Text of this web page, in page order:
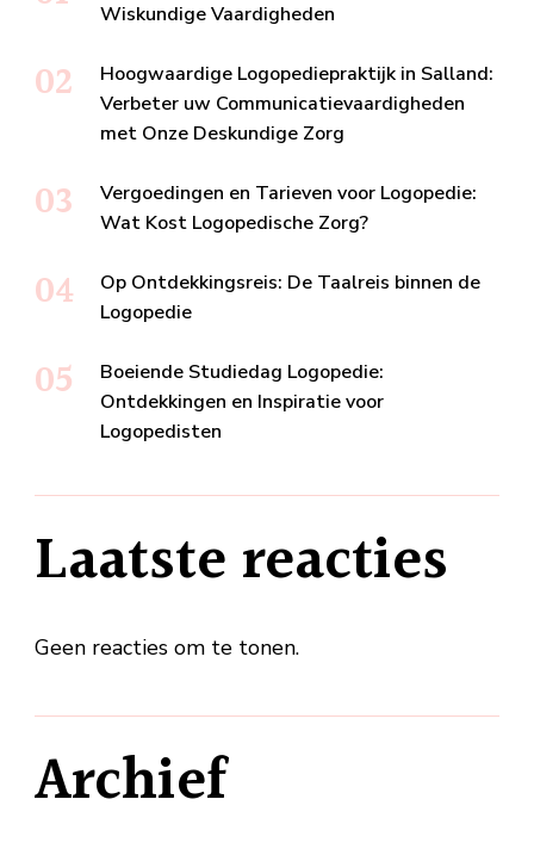
Wiskundige Vaardigheden
Hoogwaardige Logopediepraktijk in Salland:
Verbeter uw Communicatievaardigheden
met Onze Deskundige Zorg
Vergoedingen en Tarieven voor Logopedie:
Wat Kost Logopedische Zorg?
Op Ontdekkingsreis: De Taalreis binnen de
Logopedie
Boeiende Studiedag Logopedie:
Ontdekkingen en Inspiratie voor
Logopedisten
Laatste reacties
Geen reacties om te tonen.
Archief